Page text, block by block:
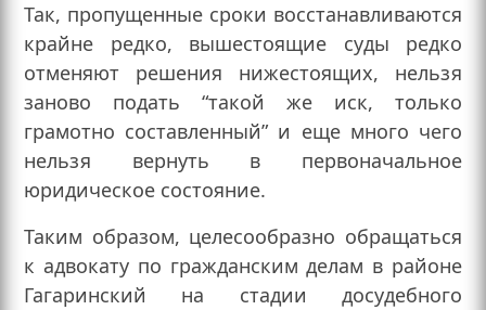
Так, пропущенные сроки восстанавливаются
крайне редко, вышестоящие суды редко
отменяют решения нижестоящих, нельзя
заново подать “такой же иск, только
грамотно составленный” и еще много чего
нельзя вернуть в первоначальное
юридическое состояние.
Таким образом, целесообразно обращаться
к адвокату по гражданским делам в районе
Гагаринский на стадии досудебного